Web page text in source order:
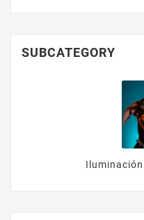
SUBCATEGORY